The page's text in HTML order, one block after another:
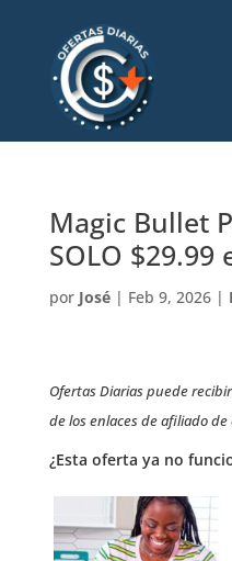
Magic Bullet
SOLO $29.99
por José| Feb 9, 2026|
Ofertas Diarias puede
de los enlaces de afiliado
¿Esta oferta ya no